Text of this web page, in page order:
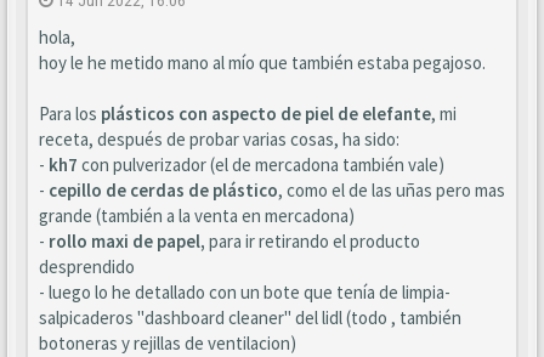
hola,
hoy le he metido mano al mío que también estaba pegajoso.
Para los plásticos con aspecto de piel de elefante, mi
receta, después de probar varias cosas, ha sido:
- kh7 con pulverizador (el de mercadona también vale)
- cepillo de cerdas de plástico, como el de las uñas pero mas
grande (también a la venta en mercadona)
- rollo maxi de papel, para ir retirando el producto
desprendido
- luego lo he detallado con un bote que tenía de limpia-
salpicaderos "dashboard cleaner" del lidl (todo , también
botoneras y rejillas de ventilacion)